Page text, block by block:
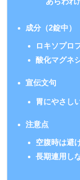
成分（2錠中）
ロキソプロ
酸化マグネ
宣伝文句
胃にやさし
注意点
空腹時は避
長期連用し